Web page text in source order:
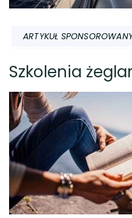
ARTYKUŁ
Szkolenia